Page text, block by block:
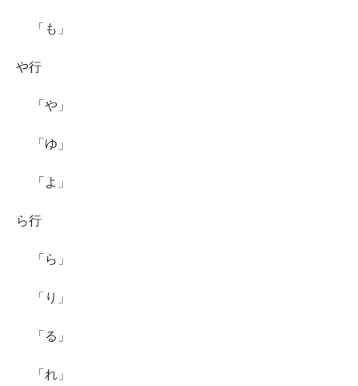
「も」
や行
「や」
「ゆ」
「よ」
ら行
「ら」
「り」
「る」
「れ」